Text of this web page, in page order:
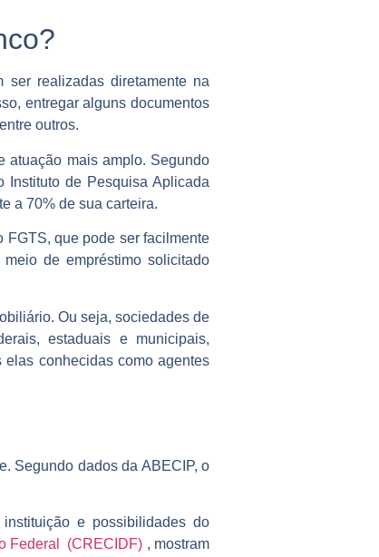
realizadas diretamente na
entregar alguns documentos
outros.
atuação mais amplo. Segundo
Instituto de Pesquisa Aplicada
a 70% de sua carteira.
FGTS, que pode ser facilmente
de empréstimo solicitado
Ou seja, sociedades de
estaduais e municipais,
conhecidas como agentes
Segundo dados da ABECIP, o
e possibilidades do
Federal (CRECIDF) , mostram